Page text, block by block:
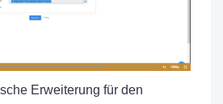
Erweiterung für den